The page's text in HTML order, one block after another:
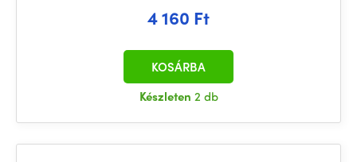
4 160 Ft
Készleten 2 db
KOSÁRBA